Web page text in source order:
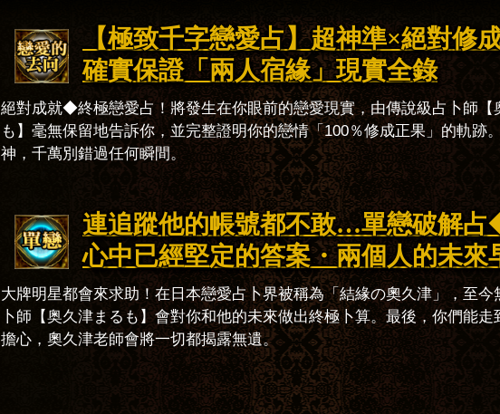
【極致千字戀愛占】超神準×絕對修
確實保證「兩人宿緣」現實全錄
絕對成就◆終極戀愛占！將發生在你眼前的戀愛現實，由傳說級占卜師【
も】毫無保留地告訴你，並完整證明你的戀情「100％修成正果」的軌跡
神，千萬別錯過任何瞬間。
連追蹤他的帳號都不敢…單戀破解
心中已經堅定的答案・兩個人的未來
大牌明星都會來求助！在日本戀愛占卜界被稱為「結緣の奧久津」，至今
卜師【奥久津まるも】會對你和他的未來做出終極卜算。最後，你們能走
擔心，奧久津老師會將一切都揭露無遺。